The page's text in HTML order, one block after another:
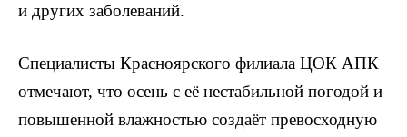
и других заболеваний.
Специалисты Красноярского филиала ЦОК АПК
отмечают, что осень с её нестабильной погодой и
повышенной влажностью создаёт превосходную